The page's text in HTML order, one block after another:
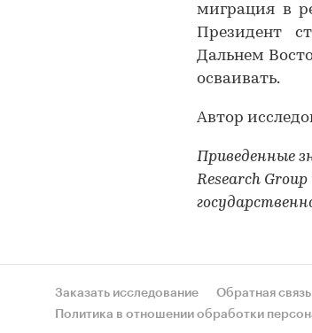
миграция в
Президент
Дальнем
осваивать.
Автор
Приведенные
Research
Заказать исследование Обратная связь
Политика в отношении обработки